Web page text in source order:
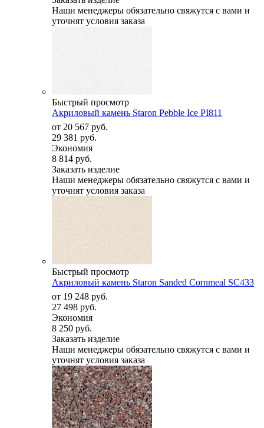
Наши менеджеры обязательно свяжутся с вами и
уточнят условия заказа
Быстрый просмотр
Акриловый камень Staron Pebble Ice PI811
от 20 567 руб.
29 381 руб.
Экономия
8 814 руб.
Заказать изделие
Наши менеджеры обязательно свяжутся с вами и
уточнят условия заказа
Быстрый просмотр
Акриловый камень Staron Sanded Cornmeal SC433
от 19 248 руб.
27 498 руб.
Экономия
8 250 руб.
Заказать изделие
Наши менеджеры обязательно свяжутся с вами и
уточнят условия заказа